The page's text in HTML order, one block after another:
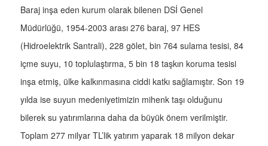
Baraj inşa eden kurum olarak bilenen DSİ Genel
Müdürlüğü, 1954-2003 arası 276 baraj, 97 HES
(Hidroelektrik Santrali), 228 gölet, bin 764 sulama tesisi, 84
içme suyu, 10 toplulaştırma, 5 bin 18 taşkın koruma tesisi
inşa etmiş, ülke kalkınmasına ciddi katkı sağlamıştır. Son 19
yılda ise suyun medeniyetimizin mihenk taşı olduğunu
bilerek su yatırımlarına daha da büyük önem verilmiştir.
Toplam 277 milyar TL’lik yatırım yaparak 18 milyon dekar